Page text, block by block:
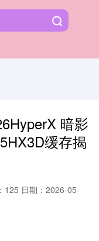
暗影
缓存揭
125 日期：2026-05-